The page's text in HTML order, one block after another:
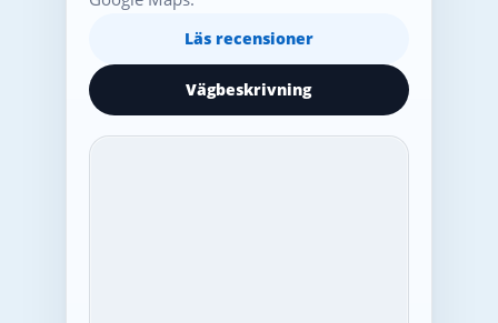
Läs recensioner
Vägbeskrivning